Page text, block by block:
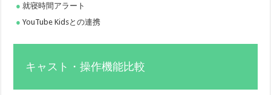
就寝時間アラート
YouTube Kidsとの連携
キャスト・操作機能比較